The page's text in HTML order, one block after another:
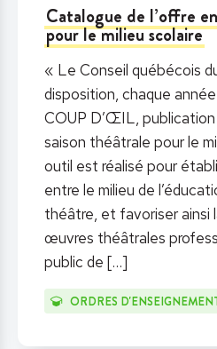
Catalogue de l’offre
pour le milieu scolaire
« Le Conseil québécois
disposition, chaque
COUP D’ŒIL, publication
saison théâtrale pour le
outil est réalisé pour
entre le milieu de
théâtre, et favoriser ainsi
œuvres théâtrales
public de […]
ORDRES